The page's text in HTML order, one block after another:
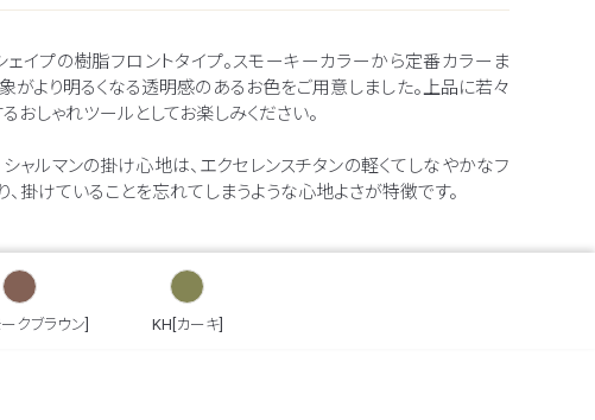
イプの樹脂フロントタイプ。スモーキーカラーから定番カラーま
がより明るくなる透明感のあるお色をご用意しました。上品に若々
おしゃれツールとしてお楽しみください。
シャルマンの掛け心地は、エクセレンスチタンの軽くてしなやかなフ
、掛けていることを忘れてしまうような心地よさが特徴です。
クブラウン] KH[カーキ]